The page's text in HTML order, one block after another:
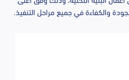
والكفاءة في جميع مراحل التنفيذ.